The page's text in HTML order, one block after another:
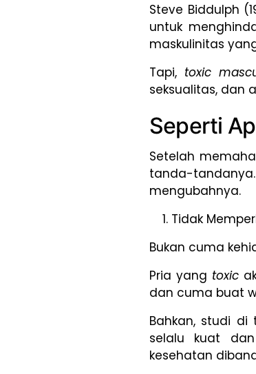
Steve Biddulph
untuk
maskulinitas
Tapi, toxic
seksualitas, dan
Seperti
Setelah
tanda-
mengubahnya.
Tidak
Bukan cuma
Pria yang toxic
dan cuma buat
Bahkan, studi
selalu kuat
kesehatan